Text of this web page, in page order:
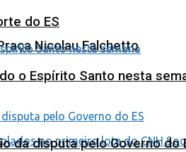
Nicolau Falchetto
do ES
o Espírito Santo nesta
da disputa pelo Governo do